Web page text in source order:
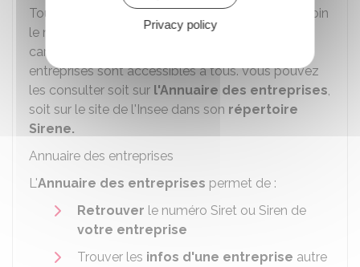
Toute personne peut trouver ou retrouver si besoin
le numéro Siren ou Siret d'une entreprise. Les
caractéristiques juridiques et financières des
entreprises sont accessibles à tous. Vous pouvez
les consulter soit sur l'Annuaire des entreprises,
soit sur le site de l'Insee dans son répertoire
Sirene.
Annuaire des entreprises
L'Annuaire des entreprises permet de :
Retrouver le numéro Siret ou Siren de
votre entreprise
Trouver les infos d'une entreprise autre
Privacy policy